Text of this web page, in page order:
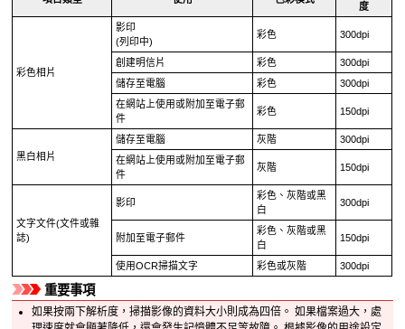
度
彩色相片
影印
(列印中)
彩色 300dpi
創建明信片 彩色
300dpi
儲存至電腦
彩色
300dpi
在網站上使用或附加至電子郵
件
彩色 150dpi
黑白相片
儲存至電腦 灰階
300dpi
在網站上使用或附加至電子郵
件
灰階 150dpi
文字文件(文件或雜
誌)
影印
彩色、灰階或黑
白
300dpi
附加至電子郵件
彩色、灰階或黑
白
150dpi
使用OCR掃描文字 彩色或灰階 300dpi
重要事項
如果按兩下解析度，掃描影像的資料大小則成為四倍。 如果檔案過大，處